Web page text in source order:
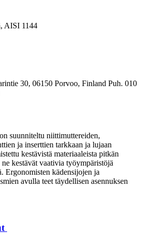
AISI 1144
30, 06150 Porvoo, Finland Puh. 010
suunniteltu niittimuttereiden,
ja inserttien tarkkaan ja lujaan
kestävistä materiaaleista pitkän
kestävät vaativia työympäristöjä
Ergonomisten kädensijojen ja
avulla teet täydellisen asennuksen